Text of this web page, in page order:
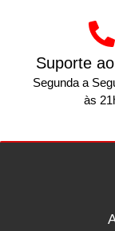
Suporte
Segunda a
às